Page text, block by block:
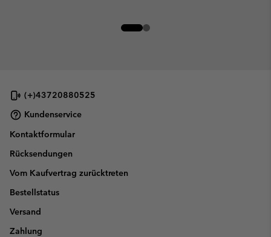
(+)43720880525
Kundenservice
Kontaktformular
Rücksendungen
Vom Kaufvertrag zurücktreten
Bestellstatus
Versand
Zahlung